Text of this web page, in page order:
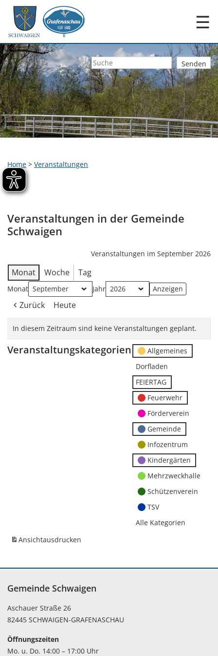
☰
Home > Veranstaltungen
Veranstaltungen in der Gemeinde
Schwaigen
Veranstaltungen im September 2026
Monat Woche Tag
Monat Jahr
Zurück Heute
In diesem Zeitraum sind keine Veranstaltungen geplant.
Veranstaltungskategorien
Allgemeines
Dorfladen
FEIERTAG
Feuerwehr
Förderverein
Gemeinde
Infozentrum
Kindergärten
Mehrzweckhalle
Schützenverein
TSV
Alle Kategorien
Ansichtausdrucken
Gemeinde Schwaigen
Aschauer Straße 26
82445 SCHWAIGEN-GRAFENASCHAU
Öffnungszeiten
Mo. u. Do. 14:00 – 17:00 Uhr